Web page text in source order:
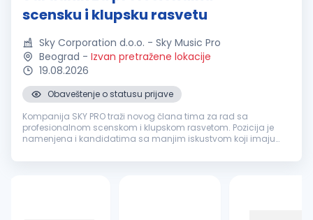
scensku i klupsku rasvetu
Sky Corporation d.o.o. - Sky Music Pro
Beograd - Izvan pretražene lokacije
19.08.2026
Obaveštenje o statusu prijave
Kompanija SKY PRO traži novog člana tima za rad sa
profesionalnom scenskom i klupskom rasvetom. Pozicija je
namenjena i kandidatima sa manjim iskustvom koji imaju
želju da se dalje razvijaju...